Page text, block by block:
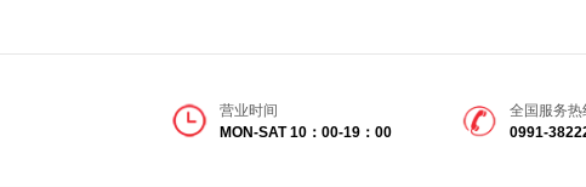
营业时间
MON-SAT 10：00-19：00
全国服务热
0991-